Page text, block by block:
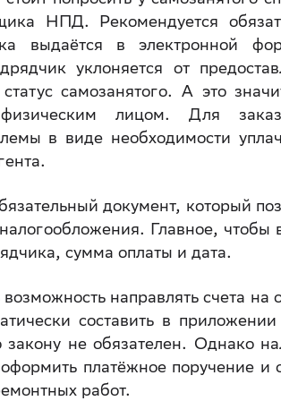
НПД. Рекомендуется
выдаётся в электронной
уклоняется от
самозанятого. А это
лицом. Для
в виде необходимости
документ, который
Главное, чтобы
сумма оплаты и дата.
направлять счета на
составить в
не обязателен. Однако
платёжное поручение и
работ.